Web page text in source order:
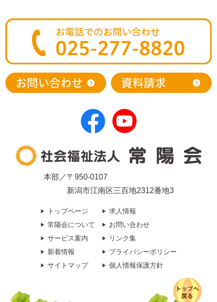
本部／〒950-0107
新潟市江南区三百地2312番地3
トップページ
常陽会について
サービス案内
新着情報
サイトマップ
求人情報
お問い合わせ
リンク集
プライバシーポリシー
個人情報保護方針